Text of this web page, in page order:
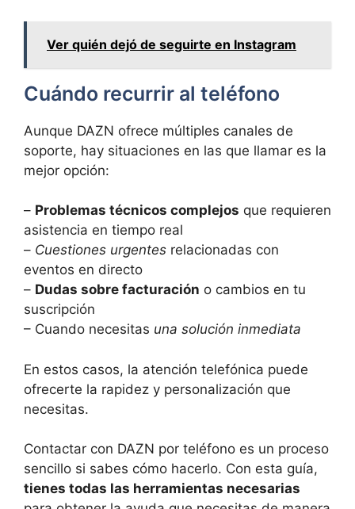
Ver quién dejó de seguirte en Instagram
Cuándo recurrir al teléfono
Aunque DAZN ofrece múltiples canales de
soporte, hay situaciones en las que llamar es la
mejor opción:
– Problemas técnicos complejos que requieren
asistencia en tiempo real
– Cuestiones urgentes relacionadas con
eventos en directo
– Dudas sobre facturación o cambios en tu
suscripción
– Cuando necesitas una solución inmediata
En estos casos, la atención telefónica puede
ofrecerte la rapidez y personalización que
necesitas.
Contactar con DAZN por teléfono es un proceso
sencillo si sabes cómo hacerlo. Con esta guía,
tienes todas las herramientas necesarias